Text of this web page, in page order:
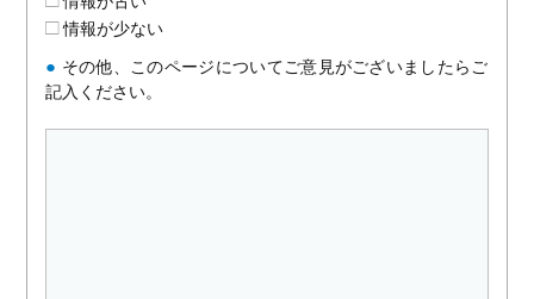
情報が少ない
● その他、このページについてご意見がございましたらご
記入ください。